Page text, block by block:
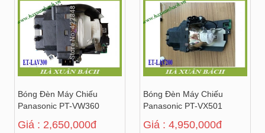
Bóng Đèn Máy Chiếu
Panasonic PT-VW360
Giá : 2,650,000đ
Bóng Đèn Máy Chiếu
Panasonic PT-VX501
Giá : 4,950,000đ